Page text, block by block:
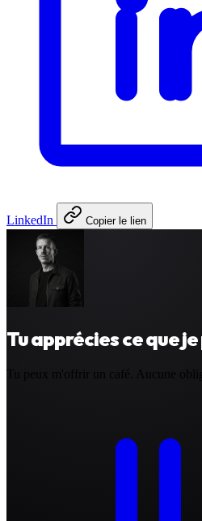
LinkedIn Copier le lien
Tu apprécies ce que
Tu peux m'offrir un café. Aucune